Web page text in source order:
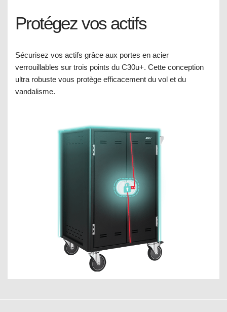
Protégez vos actifs
Sécurisez vos actifs grâce aux portes en acier
verrouillables sur trois points du C30u+. Cette conception
ultra robuste vous protège efficacement du vol et du
vandalisme.